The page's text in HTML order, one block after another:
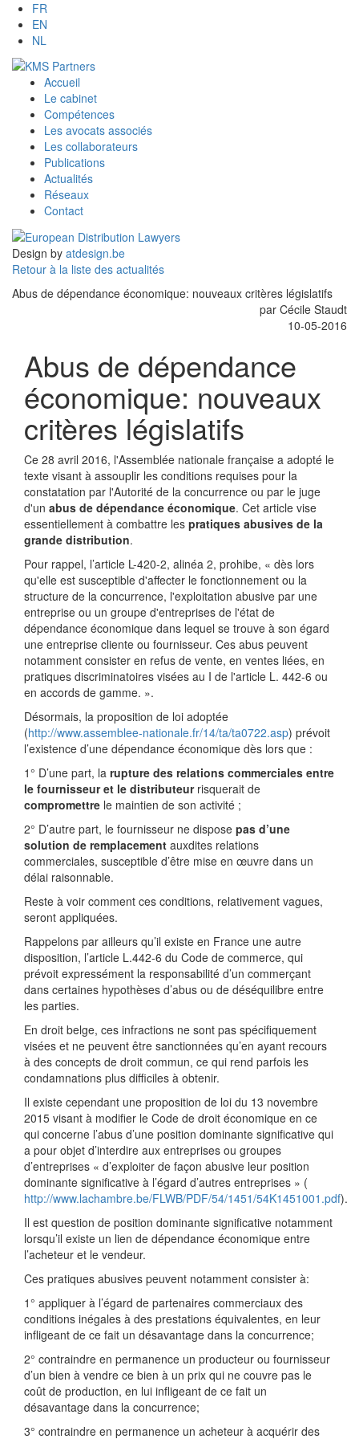
FR
EN
NL
Accueil
Le cabinet
Compétences
Les avocats associés
Les collaborateurs
Publications
Actualités
Réseaux
Contact
Design by atdesign.be
Retour à la liste des actualités
Abus de dépendance économique: nouveaux critères législatifs
par Cécile Staudt
10-05-2016
Abus de dépendance
économique: nouveaux
critères législatifs
Ce 28 avril 2016, l'Assemblée nationale française a adopté le
texte visant à assouplir les conditions requises pour la
constatation par l'Autorité de la concurrence ou par le juge
d'un abus de dépendance économique. Cet article vise
essentiellement à combattre les pratiques abusives de la
grande distribution.
Pour rappel, l’article L-420-2, alinéa 2, prohibe, « dès lors
qu'elle est susceptible d'affecter le fonctionnement ou la
structure de la concurrence, l'exploitation abusive par une
entreprise ou un groupe d'entreprises de l'état de
dépendance économique dans lequel se trouve à son égard
une entreprise cliente ou fournisseur. Ces abus peuvent
notamment consister en refus de vente, en ventes liées, en
pratiques discriminatoires visées au I de l'article L. 442-6 ou
en accords de gamme. ».
Désormais, la proposition de loi adoptée
(http://www.assemblee-nationale.fr/14/ta/ta0722.asp) prévoit
l’existence d’une dépendance économique dès lors que :
1° D’une part, la rupture des relations commerciales entre
le fournisseur et le distributeur risquerait de
compromettre le maintien de son activité ;
2° D’autre part, le fournisseur ne dispose pas d’une
solution de remplacement auxdites relations
commerciales, susceptible d’être mise en œuvre dans un
délai raisonnable.
Reste à voir comment ces conditions, relativement vagues,
seront appliquées.
Rappelons par ailleurs qu’il existe en France une autre
disposition, l’article L.442-6 du Code de commerce, qui
prévoit expressément la responsabilité d’un commerçant
dans certaines hypothèses d’abus ou de déséquilibre entre
les parties.
En droit belge, ces infractions ne sont pas spécifiquement
visées et ne peuvent être sanctionnées qu’en ayant recours
à des concepts de droit commun, ce qui rend parfois les
condamnations plus difficiles à obtenir.
Il existe cependant une proposition de loi du 13 novembre
2015 visant à modifier le Code de droit économique en ce
qui concerne l’abus d’une position dominante significative qui
a pour objet d’interdire aux entreprises ou groupes
d’entreprises « d’exploiter de façon abusive leur position
dominante significative à l’égard d’autres entreprises » (
http://www.lachambre.be/FLWB/PDF/54/1451/54K1451001.pdf).
Il est question de position dominante significative notamment
lorsqu’il existe un lien de dépendance économique entre
l’acheteur et le vendeur.
Ces pratiques abusives peuvent notamment consister à:
1° appliquer à l’égard de partenaires commerciaux des
conditions inégales à des prestations équivalentes, en leur
infligeant de ce fait un désavantage dans la concurrence;
2° contraindre en permanence un producteur ou fournisseur
d’un bien à vendre ce bien à un prix qui ne couvre pas le
coût de production, en lui infligeant de ce fait un
désavantage dans la concurrence;
3° contraindre en permanence un acheteur à acquérir des